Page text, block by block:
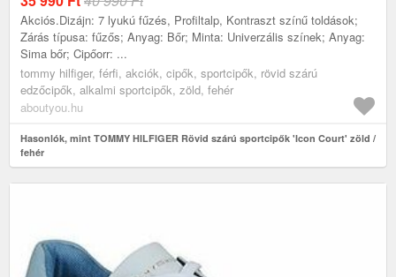
Akciós.Dizájn: 7 lyukú fűzés, Profiltalp, Kontraszt színű toldások;
Zárás típusa: fűzős; Anyag: Bőr; Minta: Univerzális színek; Anyag:
Sima bőr; Cipőorr: ...
tommy hilfiger, férfi, akciók, cipők, sportcipők, rövid szárú
edzőcipők, alkalmi sportcipők, zöld, fehér
aboutyou.hu
Hasonlók, mint TOMMY HILFIGER Rövid szárú sportcipők 'Icon Court' zöld /
fehér